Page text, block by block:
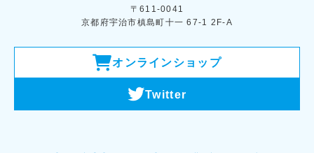
〒611-0041
京都府宇治市槙島町十一 67-1 2F-A
オンラインショップ
Twitter